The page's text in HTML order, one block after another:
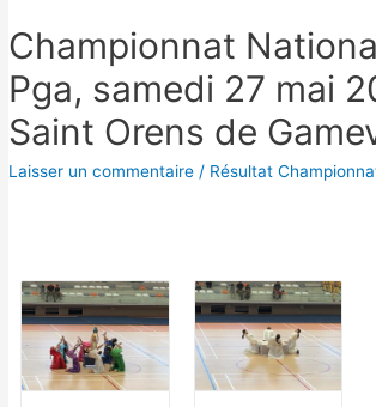
Championnat
Pga, samedi 27 mai
Saint Orens de
Laisser un commentaire / Résultat